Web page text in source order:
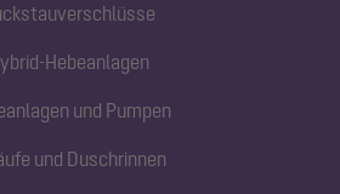
Hebeanlagen
und Pumpen
und Duschrinnen